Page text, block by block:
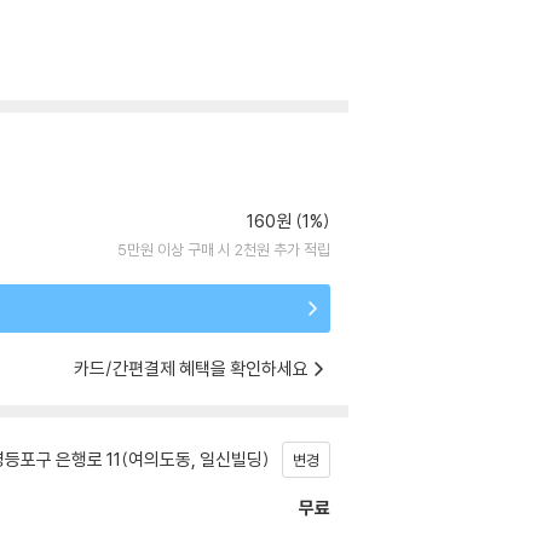
160원 (1%)
5만원 이상 구매 시 2천원 추가 적립
카드/간편결제 혜택을 확인하세요
포구 은행로 11(여의도동, 일신빌딩) 변경
무료